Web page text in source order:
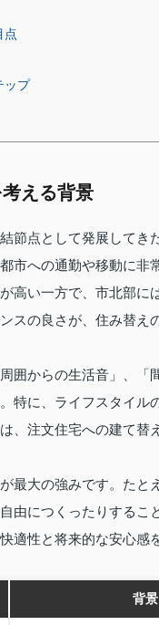
点
ップ
える背景
節点として発展してき
市への通勤や移動に非
高い一方で、市北部に
スの良さが、住み替え
囲からの生活音」、「
特に、ライフスタイル
、注文住宅への建て替
最大の強みです。たと
由につくったりするこ
適性と将来的な安心感
背